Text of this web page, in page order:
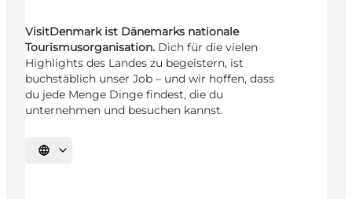
VisitDenmark ist Dänemarks nationale
Tourismusorganisation. Dich für die vielen
Highlights des Landes zu begeistern, ist
buchstäblich unser Job – und wir hoffen, dass
du jede Menge Dinge findest, die du
unternehmen und besuchen kannst.
Sprache auswählen